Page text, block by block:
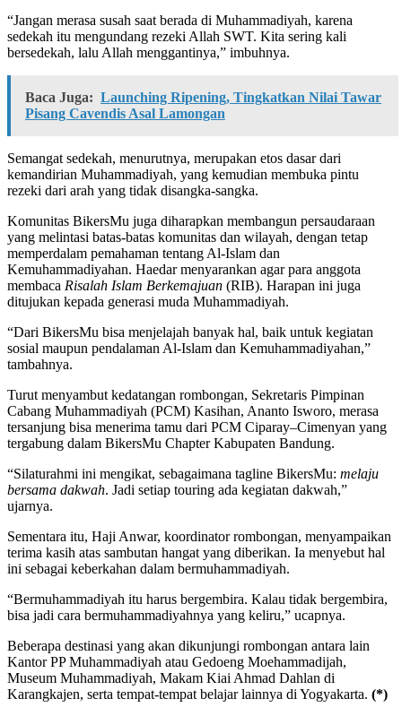
“Jangan merasa susah saat berada di Muhammadiyah, karena
sedekah itu mengundang rezeki Allah SWT. Kita sering kali
bersedekah, lalu Allah menggantinya,” imbuhnya.
Baca Juga: Launching Ripening, Tingkatkan Nilai Tawar
Pisang Cavendis Asal Lamongan
Semangat sedekah, menurutnya, merupakan etos dasar dari
kemandirian Muhammadiyah, yang kemudian membuka pintu
rezeki dari arah yang tidak disangka-sangka.
Komunitas BikersMu juga diharapkan membangun persaudaraan
yang melintasi batas-batas komunitas dan wilayah, dengan tetap
memperdalam pemahaman tentang Al-Islam dan
Kemuhammadiyahan. Haedar menyarankan agar para anggota
membaca Risalah Islam Berkemajuan (RIB). Harapan ini juga
ditujukan kepada generasi muda Muhammadiyah.
“Dari BikersMu bisa menjelajah banyak hal, baik untuk kegiatan
sosial maupun pendalaman Al-Islam dan Kemuhammadiyahan,”
tambahnya.
Turut menyambut kedatangan rombongan, Sekretaris Pimpinan
Cabang Muhammadiyah (PCM) Kasihan, Ananto Isworo, merasa
tersanjung bisa menerima tamu dari PCM Ciparay–Cimenyan yang
tergabung dalam BikersMu Chapter Kabupaten Bandung.
“Silaturahmi ini mengikat, sebagaimana tagline BikersMu: melaju
bersama dakwah. Jadi setiap touring ada kegiatan dakwah,”
ujarnya.
Sementara itu, Haji Anwar, koordinator rombongan, menyampaikan
terima kasih atas sambutan hangat yang diberikan. Ia menyebut hal
ini sebagai keberkahan dalam bermuhammadiyah.
“Bermuhammadiyah itu harus bergembira. Kalau tidak bergembira,
bisa jadi cara bermuhammadiyahnya yang keliru,” ucapnya.
Beberapa destinasi yang akan dikunjungi rombongan antara lain
Kantor PP Muhammadiyah atau Gedoeng Moehammadijah,
Museum Muhammadiyah, Makam Kiai Ahmad Dahlan di
Karangkajen, serta tempat-tempat belajar lainnya di Yogyakarta. (*)